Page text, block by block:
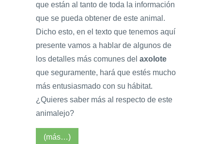
que están al tanto de toda la información
que se pueda obtener de este animal.
Dicho esto, en el texto que tenemos aquí
presente vamos a hablar de algunos de
los detalles más comunes del axolote
que seguramente, hará que estés mucho
más entusiasmado con su hábitat.
¿Quieres saber más al respecto de este
animalejo?
(más…)